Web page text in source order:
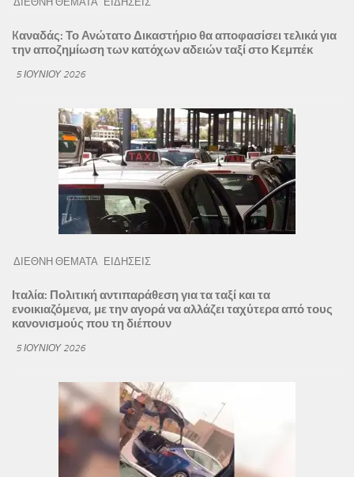
Kαναδάς: Το Ανώτατο Δικαστήριο θα αποφασίσει τελικά για
την αποζημίωση των κατόχων αδειών ταξί στο Κεμπέκ
5 ΙΟΥΝΊΟΥ 2026
ΔΙΕΘΝΗ ΘΕΜΑΤΑ ΕΙΔΗΣΕΙΣ
Ιταλία: Πολιτική αντιπαράθεση για τα ταξί και τα
ενοικιαζόμενα, με την αγορά να αλλάζει ταχύτερα από τους
κανονισμούς που τη διέπουν
5 ΙΟΥΝΊΟΥ 2026